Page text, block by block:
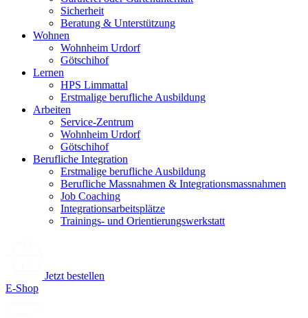
Sicherheit
Beratung & Unterstützung
Wohnen
Wohnheim Urdorf
Götschihof
Lernen
HPS Limmattal
Erstmalige berufliche Ausbildung
Arbeiten
Service-Zentrum
Wohnheim Urdorf
Götschihof
Berufliche Integration
Erstmalige berufliche Ausbildung
Berufliche Massnahmen & Integrationsmassnahmen
Job Coaching
Integrationsarbeitsplätze
Trainings- und Orientierungswerkstatt
Jetzt bestellen
E-Shop